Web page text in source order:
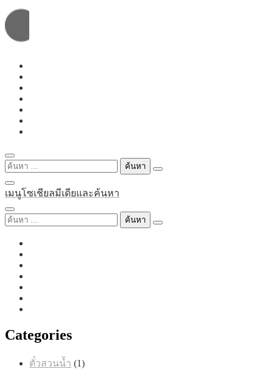
Skip
content
ค้นหา
สำหรับ:
เมนูโซเชียลมีเดียและค้นหา
ค้นหา
Categories
ตั๋วสวนน้ำ 11